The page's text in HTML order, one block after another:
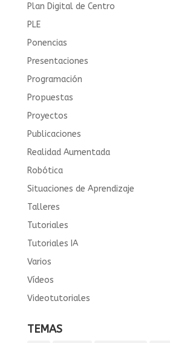
Plan Digital de Centro
PLE
Ponencias
Presentaciones
Programación
Propuestas
Proyectos
Publicaciones
Realidad Aumentada
Robótica
Situaciones de Aprendizaje
Talleres
Tutoriales
Tutoriales IA
Varios
Vídeos
Videotutoriales
TEMAS